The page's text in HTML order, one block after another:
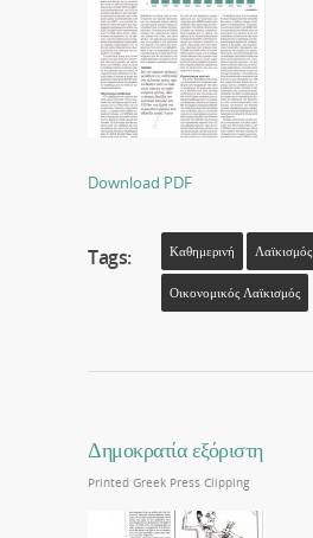
Download PDF
Tags: Καθημερινή Λαϊκισμός
Οικονομικός Λαϊκισμός
Δημοκρατία εξόριστη
Printed Greek Press Clipping